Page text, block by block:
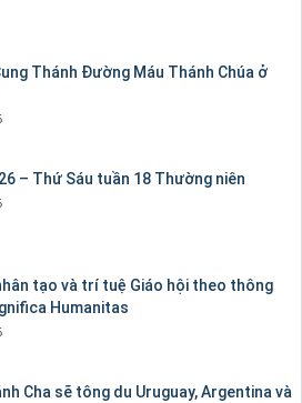
Thánh Ðường Máu Thánh Chúa ở
– Thứ Sáu tuần 18 Thường niên
tạo và trí tuệ Giáo hội theo thông
Humanitas
Cha sẽ tông du Uruguay, Argentina và